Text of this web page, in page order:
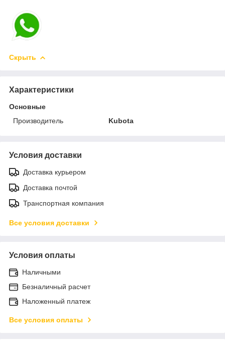
Скрыть
Характеристики
Основные
Производитель
Kubota
Условия доставки
Доставка курьером
Доставка почтой
Транспортная компания
Все условия доставки
Условия оплаты
Наличными
Безналичный расчет
Наложенный платеж
Все условия оплаты